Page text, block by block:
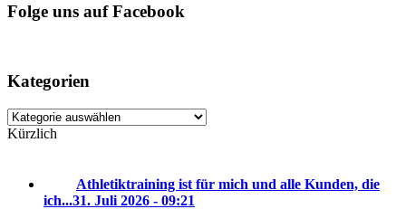
Folge uns auf Facebook
Kategorien
Kategorien
Kürzlich
Athletiktraining ist für mich und alle Kunden, die
ich...31. Juli 2026 - 09:21